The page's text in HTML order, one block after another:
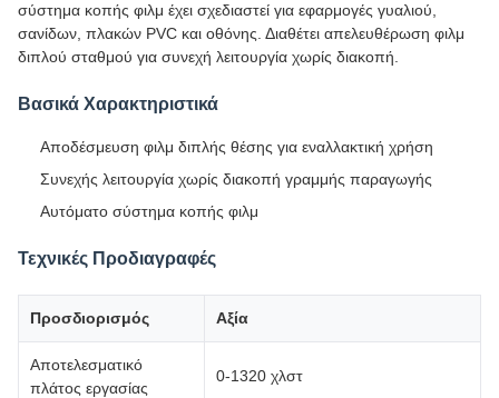
σύστημα κοπής φιλμ έχει σχεδιαστεί για εφαρμογές γυαλιού,
σανίδων, πλακών PVC και οθόνης. Διαθέτει απελευθέρωση φιλμ
διπλού σταθμού για συνεχή λειτουργία χωρίς διακοπή.
Βασικά Χαρακτηριστικά
Αποδέσμευση φιλμ διπλής θέσης για εναλλακτική χρήση
Συνεχής λειτουργία χωρίς διακοπή γραμμής παραγωγής
Αυτόματο σύστημα κοπής φιλμ
Τεχνικές Προδιαγραφές
Προσδιορισμός Αξία
Αποτελεσματικό
πλάτος εργασίας
0-1320 χλστ